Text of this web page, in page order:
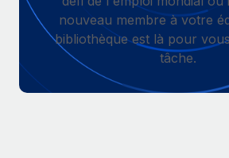
Gestion des freelances
Intégrez et gérez vos freelances
PEO
Sous-traitez les opérations
Comparer Remote
Examinez notre service par rapport
CROISSANCE
pays
Calculateur de paiement des
Découvrez les devises disponibles
paiement pour vos freelances
Nederlands
Français
Connexion
nouveau membre à votre
bibliothèque est là pour
tâche.